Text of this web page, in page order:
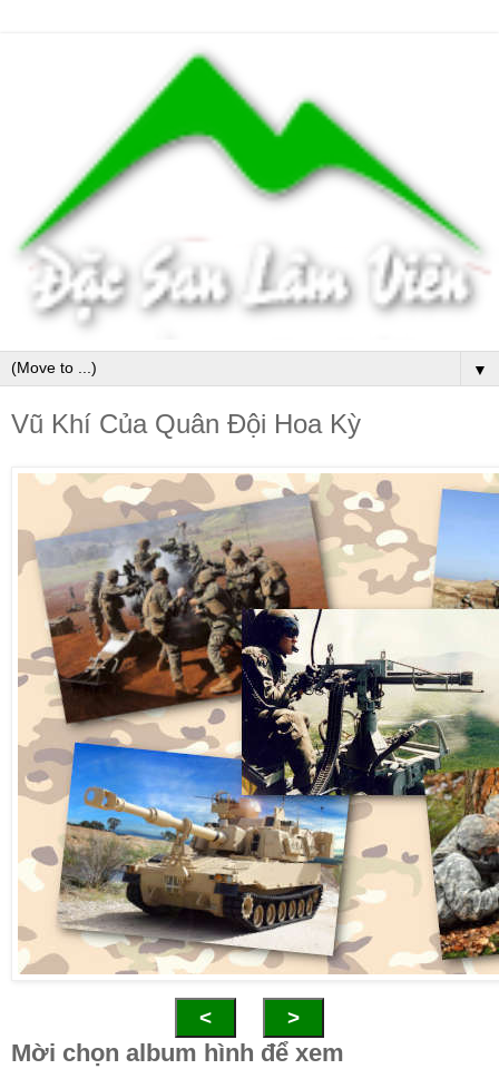
▼
Vũ Khí Của Quân Đội Hoa Kỳ
< >
Mời chọn album hình để xem